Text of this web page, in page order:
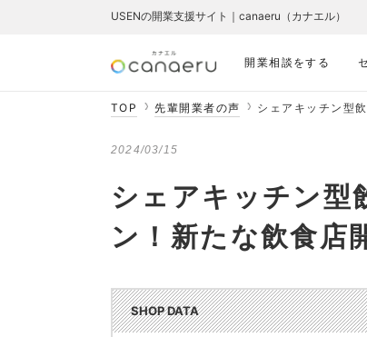
開業相談をする
USENの開業支援サイト｜canaeru（カナエル）
TOP 先輩開業者の声 シェアキッチン型
2024/03/15
シェアキッチン
ン！新たな飲食店
SHOP DATA